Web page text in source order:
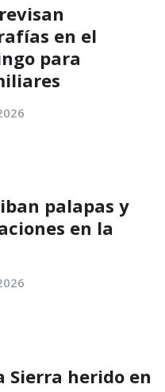
en el
para
palapas y
en la
Sierra herido en